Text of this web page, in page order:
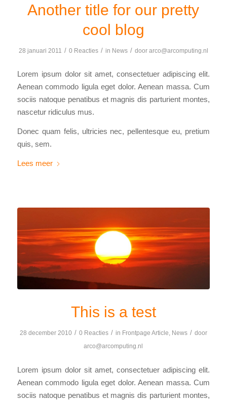
Another title for our pretty
cool blog
28 januari 2011 / 0 Reacties / in News / door arco@arcomputing.nl
Lorem ipsum dolor sit amet, consectetuer adipiscing elit.
Aenean commodo ligula eget dolor. Aenean massa. Cum
sociis natoque penatibus et magnis dis parturient montes,
nascetur ridiculus mus.
Donec quam felis, ultricies nec, pellentesque eu, pretium
quis, sem.
Lees meer
This is a test
28 december 2010 / 0 Reacties / in Frontpage Article, News / door
arco@arcomputing.nl
Lorem ipsum dolor sit amet, consectetuer adipiscing elit.
Aenean commodo ligula eget dolor. Aenean massa. Cum
sociis natoque penatibus et magnis dis parturient montes,